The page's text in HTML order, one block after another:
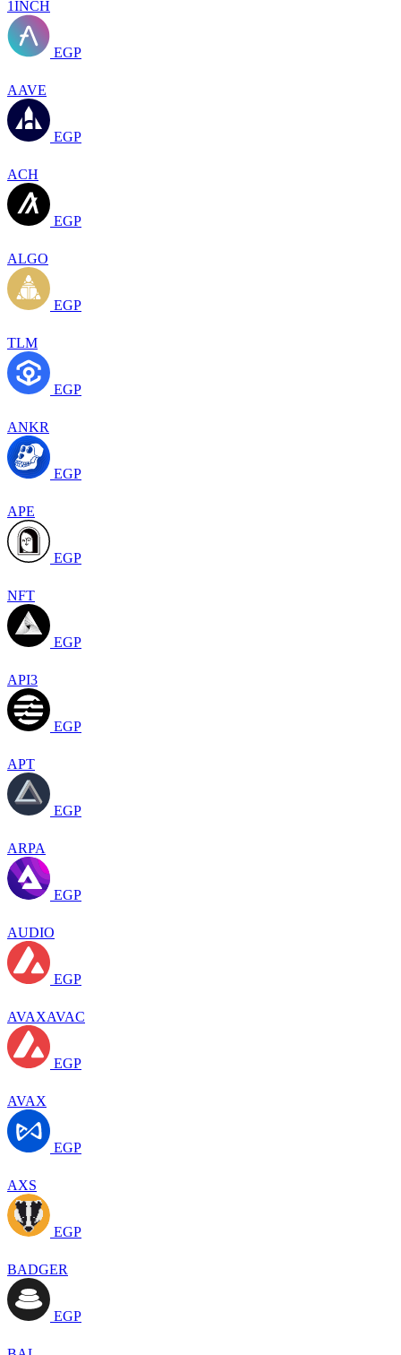
1INCH
EGP
AAVE
EGP
ACH
EGP
ALGO
EGP
TLM
EGP
ANKR
EGP
APE
EGP
NFT
EGP
API3
EGP
APT
EGP
ARPA
EGP
AUDIO
EGP
AVAXAVAC
EGP
AVAX
EGP
AXS
EGP
BADGER
EGP